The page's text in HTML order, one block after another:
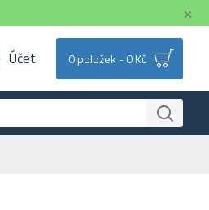
Účet 0 položek - 0 Kč